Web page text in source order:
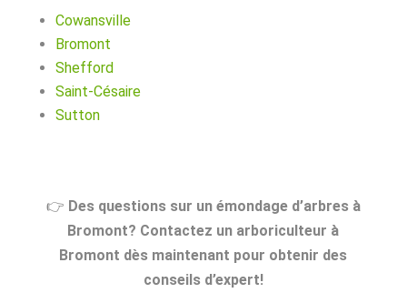
Cowansville
Bromont
Shefford
Saint-Césaire
Sutton
👉 Des questions sur un émondage d’arbres à
Bromont? Contactez un arboriculteur à
Bromont dès maintenant pour obtenir des
conseils d’expert!